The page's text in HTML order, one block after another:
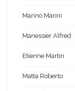
Marino Marini
Manessier Alfred
Etienne Martin
Matta Roberto